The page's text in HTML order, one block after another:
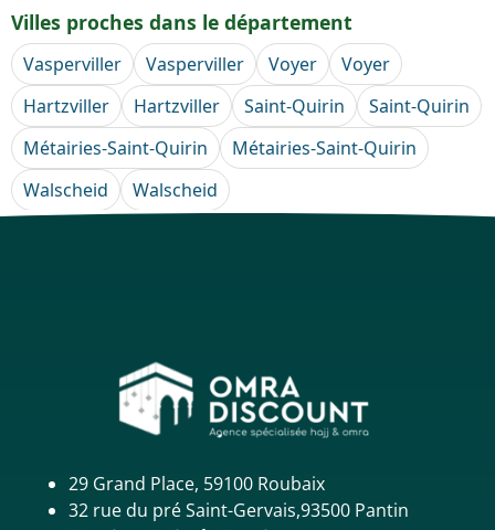
Villes proches dans le département
Vasperviller Vasperviller Voyer
Voyer
Hartzviller
Hartzviller Saint-Quirin
Saint-Quirin
Métairies-Saint-Quirin
Métairies-Saint-Quirin
Walscheid
Walscheid
29 Grand Place, 59100 Roubaix
32 rue du pré Saint-Gervais,93500 Pantin